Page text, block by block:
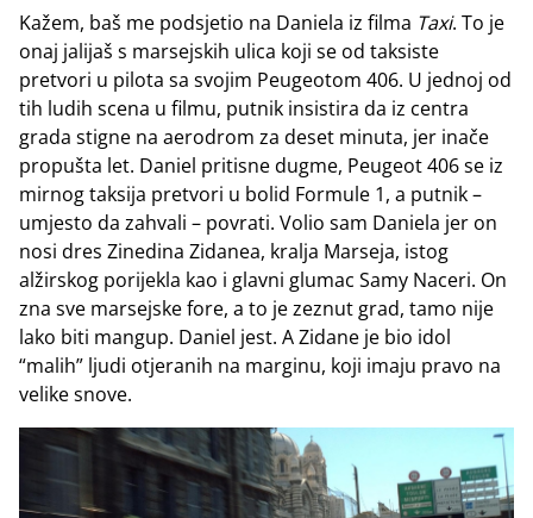
Kažem, baš me podsjetio na Daniela iz filma Taxi. To je
onaj jalijaš s marsejskih ulica koji se od taksiste
pretvori u pilota sa svojim Peugeotom 406. U jednoj od
tih ludih scena u filmu, putnik insistira da iz centra
grada stigne na aerodrom za deset minuta, jer inače
propušta let. Daniel pritisne dugme, Peugeot 406 se iz
mirnog taksija pretvori u bolid Formule 1, a putnik –
umjesto da zahvali – povrati. Volio sam Daniela jer on
nosi dres Zinedina Zidanea, kralja Marseja, istog
alžirskog porijekla kao i glavni glumac Samy Naceri. On
zna sve marsejske fore, a to je zeznut grad, tamo nije
lako biti mangup. Daniel jest. A Zidane je bio idol
“malih” ljudi otjeranih na marginu, koji imaju pravo na
velike snove.